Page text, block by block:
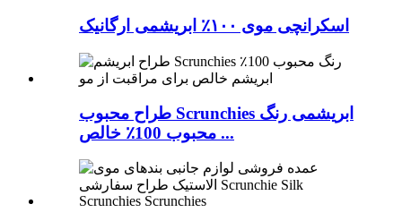
اسکرانچی موی ۱۰۰٪ ابریشمی ارگانیک
طراح محبوب Scrunchies ابریشمی رنگ
محبوب 100٪ خالص ...